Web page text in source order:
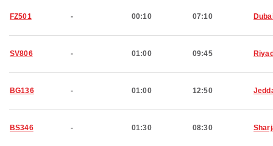
FZ501 - 00:10 07:10
SV806 - 01:00 09:45
BG136 - 01:00 12:50
BS346 - 01:30 08:30